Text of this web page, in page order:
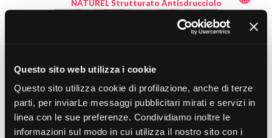
Questo sito web utilizza i cookie
Questo sito utilizza cookie di profilazione, anche di terze
parti, per inviarLe messaggi pubblicitari mirati e servizi in
linea con le sue preferenze. Condividiamo inoltre le
informazioni sul modo in cui utilizza il nostro sito con i
NATUREL Strutturato Antisdrucciolo